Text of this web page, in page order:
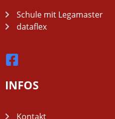
Schule mit Legamaster
dataflex
INFOS
Kontakt